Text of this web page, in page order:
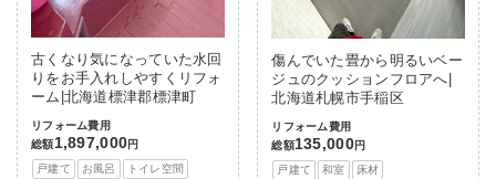
古くなり気になっていた水回
りをお手入れしやすくリフォ
ーム|北海道標津郡標津町
リフォーム費用
総額1,897,000円
戸建て
お風呂
トイレ空間
傷んでいた畳から明るいベー
ジュのクッションフロアへ|
北海道札幌市手稲区
リフォーム費用
総額135,000円
戸建て
和室
床材